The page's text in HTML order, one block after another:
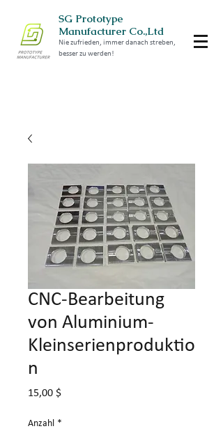
SG Prototype
Manufacturer Co.,Ltd
Nie zufrieden, immer danach streben,
besser zu werden!
CNC-Bearbeitung
von Aluminium-
Kleinserienproduktio
n
15,00 $Preis
Anzahl *